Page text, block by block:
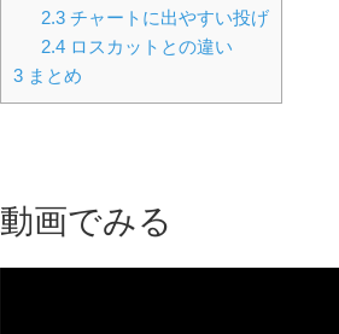
2.3チャートに出やすい投げ
2.4ロスカットとの違い
3 まとめ
動画でみる